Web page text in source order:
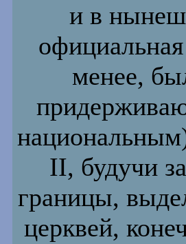
и в
менее,
II, будучи
границы,
церквей,